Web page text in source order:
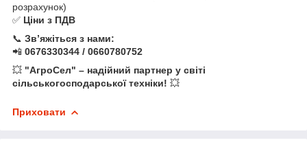
розрахунок)
✅ Ціни з ПДВ
📞 Зв’яжіться з нами:
📲 0676330344 / 0660780752
💥 "АгроСел" – надійний партнер у світі
сільськогосподарської техніки! 💥
Приховати